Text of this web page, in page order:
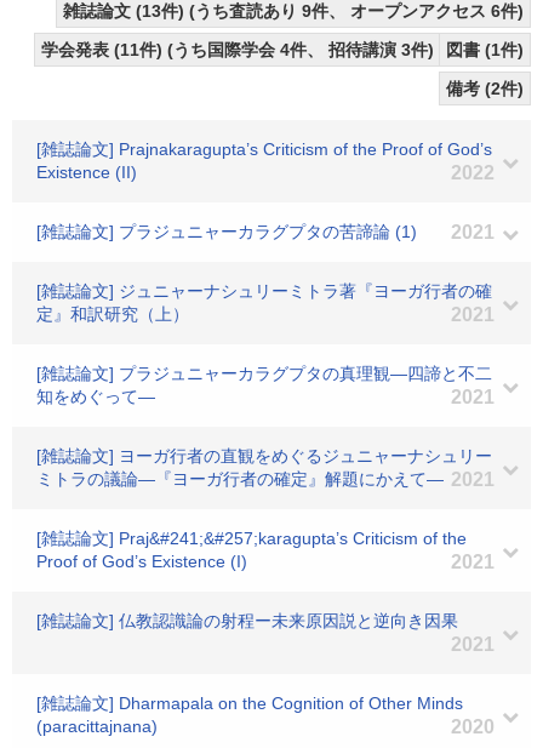
雑誌論文 (13件) (うち査読あり 9件、 オープンアクセス 6件)
学会発表 (11件) (うち国際学会 4件、 招待講演 3件)
図書 (1件)
備考 (2件)
[雑誌論文] Prajnakaragupta’s Criticism of the Proof of God’s
Existence (II)
2022
[雑誌論文] プラジュニャーカラグプタの苦諦論 (1) 2021
[雑誌論文] ジュニャーナシュリーミトラ著『ヨーガ行者の確
定』和訳研究（上）
2021
[雑誌論文] プラジュニャーカラグプタの真理観―四諦と不二
知をめぐって―
2021
[雑誌論文] ヨーガ行者の直観をめぐるジュニャーナシュリー
ミトラの議論―『ヨーガ行者の確定』解題にかえて― 2021
[雑誌論文] Praj&#241;&#257;karagupta’s Criticism of the
Proof of God’s Existence (I)
2021
[雑誌論文] 仏教認識論の射程ー未来原因説と逆向き因果
2021
[雑誌論文] Dharmapala on the Cognition of Other Minds
(paracittajnana)
2020